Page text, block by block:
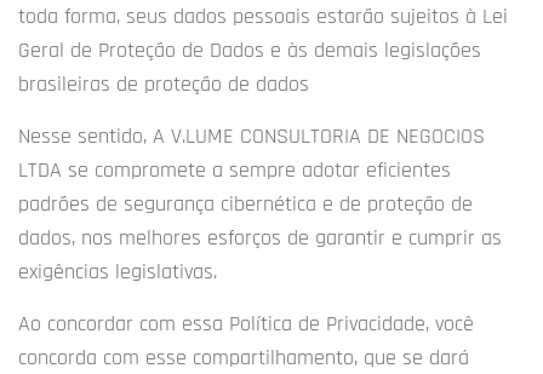
toda forma, seus dados pessoais estarão sujeitos à Lei
Geral de Proteção de Dados e às demais legislações
brasileiras de proteção de dados
Nesse sentido, A V.LUME CONSULTORIA DE NEGOCIOS
LTDA se compromete a sempre adotar eficientes
padrões de segurança cibernética e de proteção de
dados, nos melhores esforços de garantir e cumprir as
exigências legislativas.
Ao concordar com essa Política de Privacidade, você
concorda com esse compartilhamento, que se dará